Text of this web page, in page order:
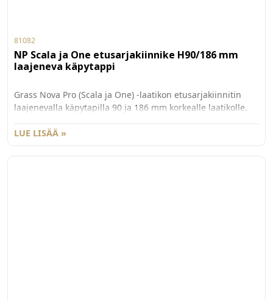
81082
NP Scala ja One etusarjakiinnike H90/186 mm
laajeneva käpytappi
Grass Nova Pro (Scala ja One) -laatikon etusarjakiinnitin
laajenevalla käpytapilla 90 ja 186 mm korkealle laatikolle.
lisäkiinnitin G81085. Myydään kappaleittain. 100 kpl/ltk.
LUE LISÄÄ »